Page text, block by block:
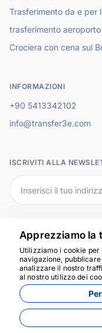
Trasferimento da e per
trasferimento
Crociera con cena sul
INFORMAZIONI
+90 5413342102
info@transfer3e.com
ISCRIVITI ALLA
Apprezziamo la
Utilizziamo i cookie
navigazione,
analizzare il nostro
al nostro utilizzo dei
Siamo qui per